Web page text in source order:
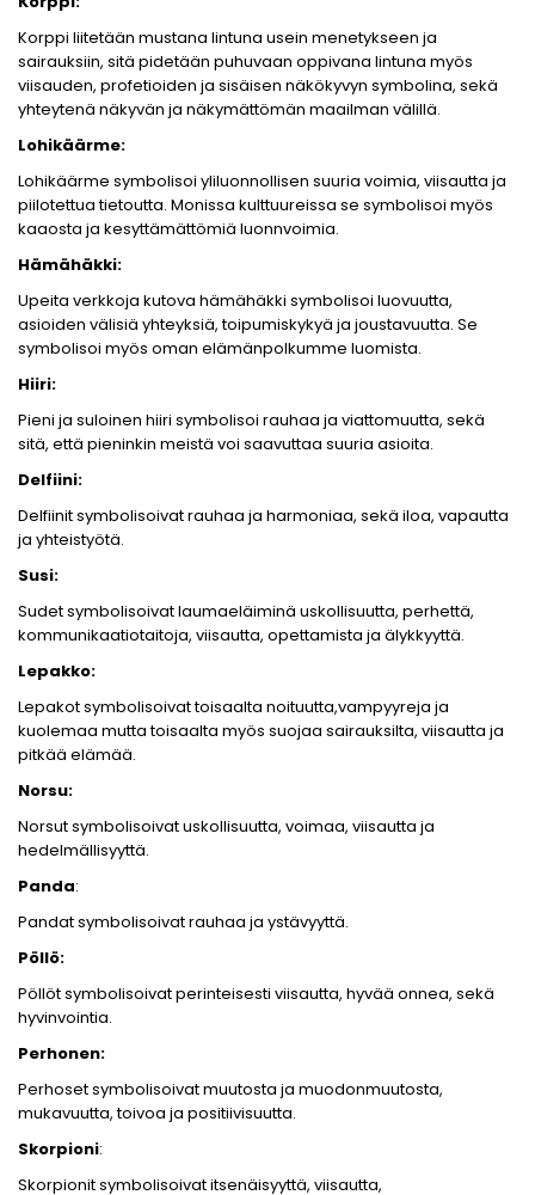
Korppi liitetään mustana lintuna usein menetykseen ja
sairauksiin, sitä pidetään puhuvaan oppivana lintuna myös
viisauden, profetioiden ja sisäisen näkökyvyn symbolina, sekä
yhteytenä näkyvän ja näkymättömän maailman välillä.
Lohikäärme:
Lohikäärme symbolisoi yliluonnollisen suuria voimia, viisautta ja
piilotettua tietoutta. Monissa kulttuureissa se symbolisoi myös
kaaosta ja kesyttämättömiä luonnvoimia.
Hämähäkki:
Upeita verkkoja kutova hämähäkki symbolisoi luovuutta,
asioiden välisiä yhteyksiä, toipumiskykyä ja joustavuutta. Se
symbolisoi myös oman elämänpolkumme luomista.
Hiiri:
Pieni ja suloinen hiiri symbolisoi rauhaa ja viattomuutta, sekä
sitä, että pieninkin meistä voi saavuttaa suuria asioita.
Delfiini:
Delfiinit symbolisoivat rauhaa ja harmoniaa, sekä iloa, vapautta
ja yhteistyötä.
Susi:
Sudet symbolisoivat laumaeläiminä uskollisuutta, perhettä,
kommunikaatiotaitoja, viisautta, opettamista ja älykkyyttä.
Lepakko:
Lepakot symbolisoivat toisaalta noituutta,vampyyreja ja
kuolemaa mutta toisaalta myös suojaa sairauksilta, viisautta ja
pitkää elämää.
Norsu:
Norsut symbolisoivat uskollisuutta, voimaa, viisautta ja
hedelmällisyyttä.
Panda:
Pandat symbolisoivat rauhaa ja ystävyyttä.
Pöllö:
Pöllöt symbolisoivat perinteisesti viisautta, hyvää onnea, sekä
hyvinvointia.
Perhonen:
Perhoset symbolisoivat muutosta ja muodonmuutosta,
mukavuutta, toivoa ja positiivisuutta.
Skorpioni:
Skorpionit symbolisoivat itsenäisyyttä, viisautta,